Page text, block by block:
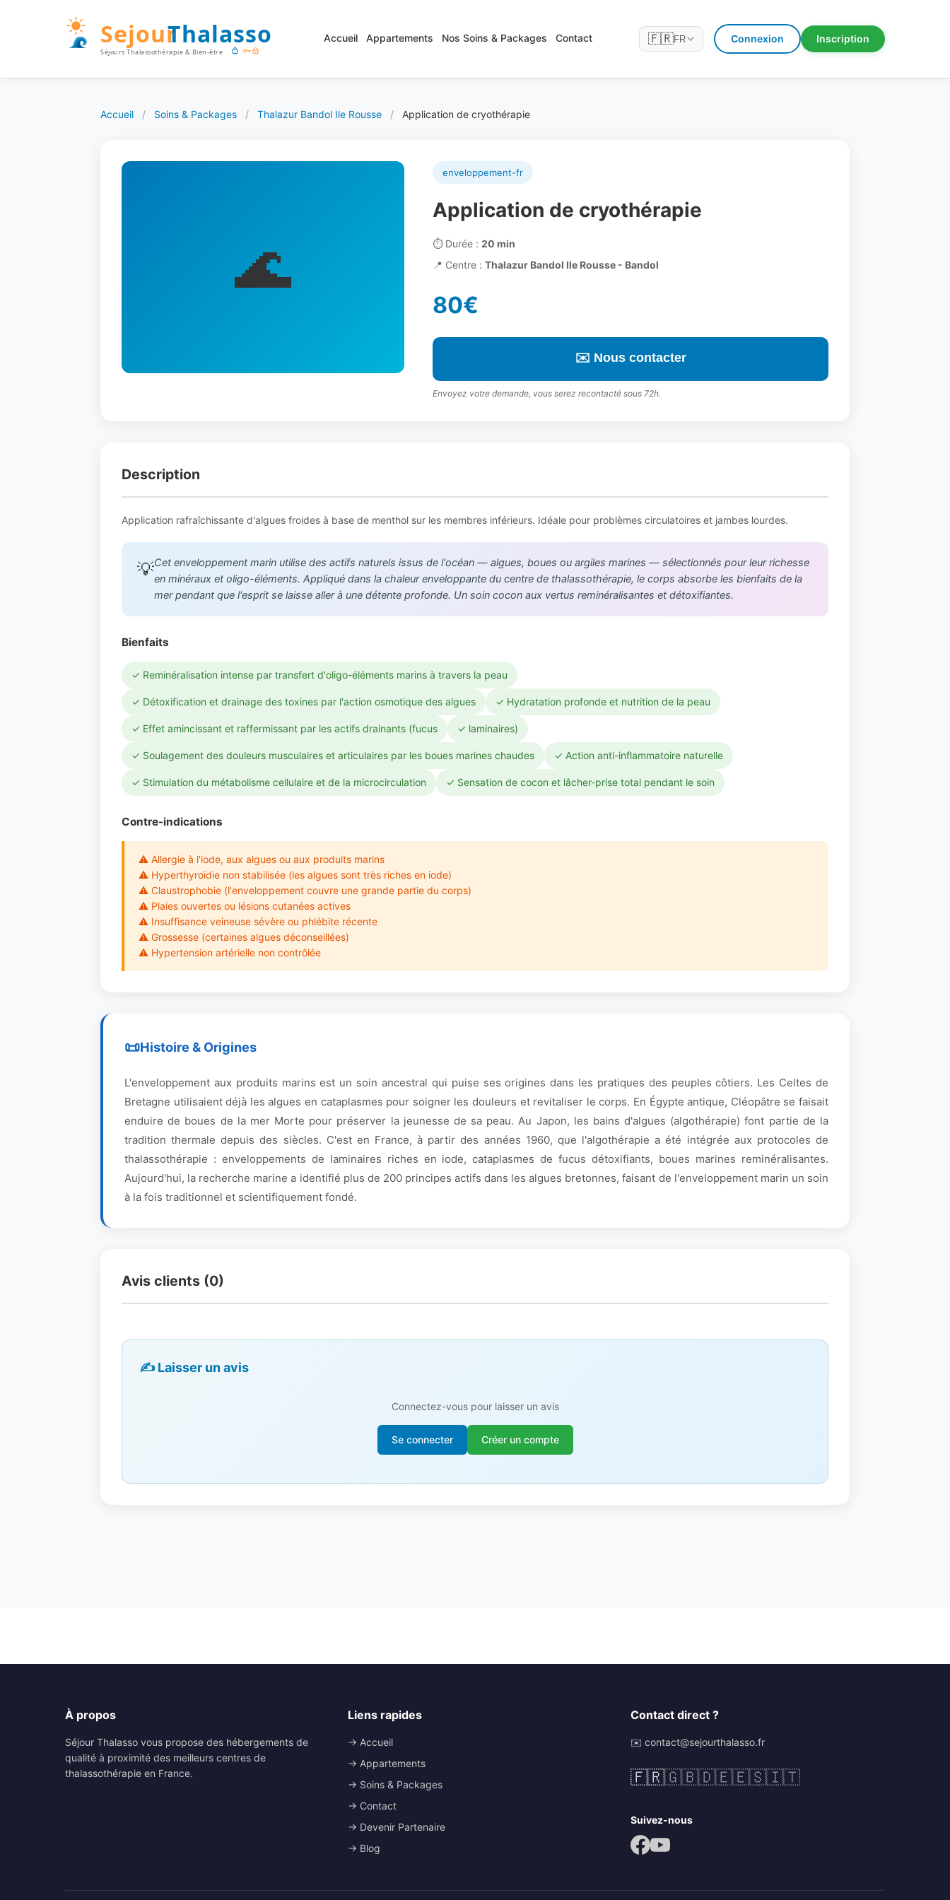
Accueil Appartements Nos Soins & Packages Contact 🇫🇷FR Connexion Inscription
Accueil / Soins & Packages / Thalazur Bandol Ile Rousse / Application de cryothérapie
🌊
enveloppement-fr
Application de cryothérapie
⏱️Durée : 20 min
📍 Centre : Thalazur Bandol Ile Rousse - Bandol
80€
✉️ Nous contacter
Envoyez votre demande, vous serez recontacté sous 72h.
Description
Application rafraîchissante d'algues froides à base de menthol sur les membres inférieurs. Idéale pour problèmes circulatoires et jambes lourdes.
💡Cet enveloppement marin utilise des actifs naturels issus de l'océan — algues, boues ou argiles marines — sélectionnés pour leur richesse
en minéraux et oligo-éléments. Appliqué dans la chaleur enveloppante du centre de thalassothérapie, le corps absorbe les bienfaits de la
mer pendant que l'esprit se laisse aller à une détente profonde. Un soin cocon aux vertus reminéralisantes et détoxifiantes.
Bienfaits
✓ Reminéralisation intense par transfert d'oligo-éléments marins à travers la peau
✓ Détoxification et drainage des toxines par l'action osmotique des algues ✓ Hydratation profonde et nutrition de la peau
✓ Effet amincissant et raffermissant par les actifs drainants (fucus ✓ laminaires)
✓ Soulagement des douleurs musculaires et articulaires par les boues marines chaudes ✓ Action anti-inflammatoire naturelle
✓ Stimulation du métabolisme cellulaire et de la microcirculation ✓ Sensation de cocon et lâcher-prise total pendant le soin
Contre-indications
⚠ Allergie à l'iode, aux algues ou aux produits marins
⚠ Hyperthyroïdie non stabilisée (les algues sont très riches en iode)
⚠ Claustrophobie (l'enveloppement couvre une grande partie du corps)
⚠ Plaies ouvertes ou lésions cutanées actives
⚠ Insuffisance veineuse sévère ou phlébite récente
⚠ Grossesse (certaines algues déconseillées)
⚠ Hypertension artérielle non contrôlée
Histoire & Origines
L'enveloppement aux produits marins est un soin ancestral qui puise ses origines dans les pratiques des peuples côtiers. Les Celtes de
Bretagne utilisaient déjà les algues en cataplasmes pour soigner les douleurs et revitaliser le corps. En Égypte antique, Cléopâtre se faisait
enduire de boues de la mer Morte pour préserver la jeunesse de sa peau. Au Japon, les bains d'algues (algothérapie) font partie de la
tradition thermale depuis des siècles. C'est en France, à partir des années 1960, que l'algothérapie a été intégrée aux protocoles de
thalassothérapie : enveloppements de laminaires riches en iode, cataplasmes de fucus détoxifiants, boues marines reminéralisantes.
Aujourd'hui, la recherche marine a identifié plus de 200 principes actifs dans les algues bretonnes, faisant de l'enveloppement marin un soin
à la fois traditionnel et scientifiquement fondé.
Avis clients (0)
✍️ Laisser un avis
Connectez-vous pour laisser un avis
Se connecter Créer un compte
À propos
Séjour Thalasso vous propose des hébergements de
qualité à proximité des meilleurs centres de
thalassothérapie en France.
Liens rapides
→ Accueil
→ Appartements
→ Soins & Packages
→ Contact
→ Devenir Partenaire
→ Blog
Contact direct ?
✉️ contact@sejourthalasso.fr
🇫🇷🇬🇧🇩🇪🇪🇸🇮🇹
Suivez-nous